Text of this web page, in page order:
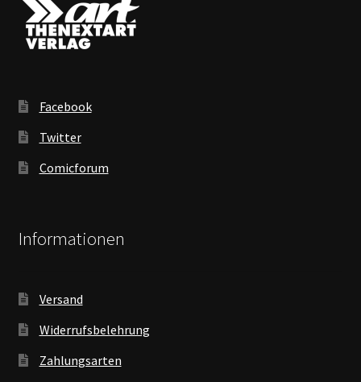
Facebook
Twitter
Comicforum
Informationen
Versand
Widerrufsbelehrung
Zahlungsarten